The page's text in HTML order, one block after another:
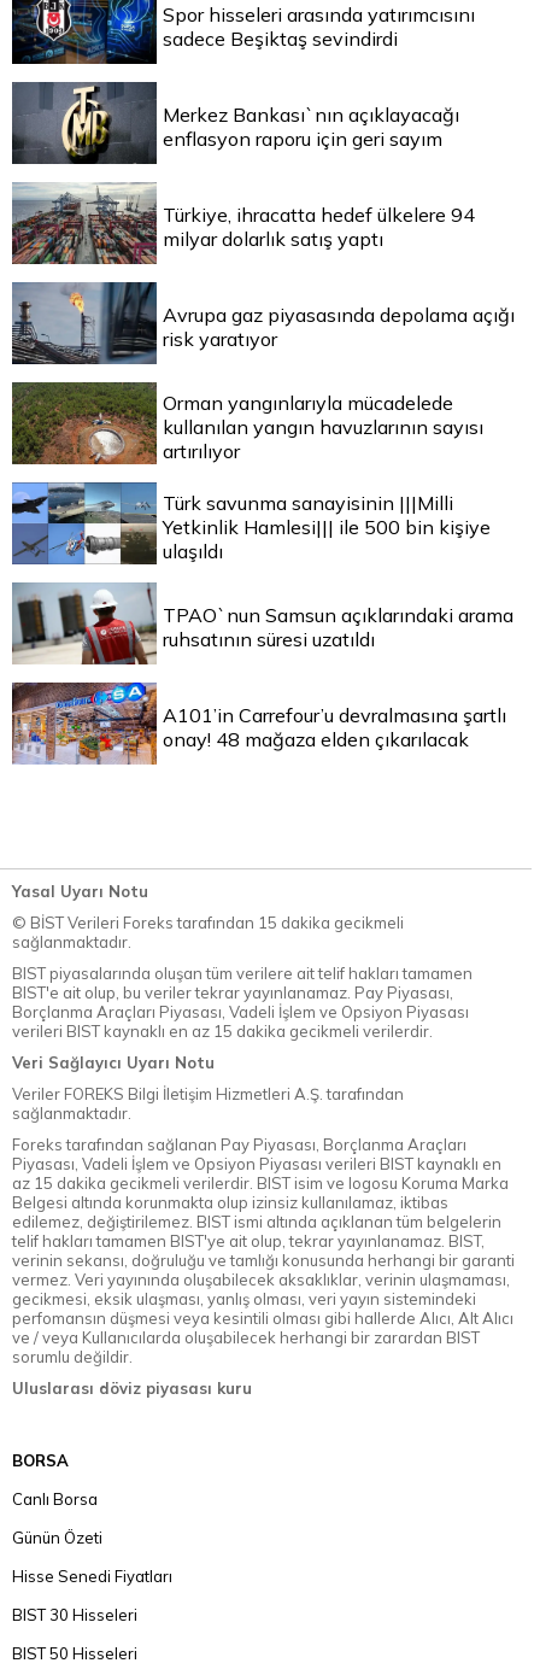
Spor hisseleri arasında yatırımcısını
sadece Beşiktaş sevindirdi
Merkez Bankası`nın açıklayacağı
enflasyon raporu için geri sayım
Türkiye, ihracatta hedef ülkelere 94
milyar dolarlık satış yaptı
Avrupa gaz piyasasında depolama açığı
risk yaratıyor
Orman yangınlarıyla mücadelede
kullanılan yangın havuzlarının sayısı
artırılıyor
Türk savunma sanayisinin |||Milli
Yetkinlik Hamlesi||| ile 500 bin kişiye
ulaşıldı
TPAO`nun Samsun açıklarındaki arama
ruhsatının süresi uzatıldı
A101’in Carrefour’u devralmasına şartlı
onay! 48 mağaza elden çıkarılacak
Yasal Uyarı Notu
© BİST Verileri Foreks tarafından 15 dakika gecikmeli
sağlanmaktadır.
BIST piyasalarında oluşan tüm verilere ait telif hakları tamamen
BIST'e ait olup, bu veriler tekrar yayınlanamaz. Pay Piyasası,
Borçlanma Araçları Piyasası, Vadeli İşlem ve Opsiyon Piyasası
verileri BIST kaynaklı en az 15 dakika gecikmeli verilerdir.
Veri Sağlayıcı Uyarı Notu
Veriler FOREKS Bilgi İletişim Hizmetleri A.Ş. tarafından
sağlanmaktadır.
Foreks tarafından sağlanan Pay Piyasası, Borçlanma Araçları
Piyasası, Vadeli İşlem ve Opsiyon Piyasası verileri BIST kaynaklı en
az 15 dakika gecikmeli verilerdir. BIST isim ve logosu Koruma Marka
Belgesi altında korunmakta olup izinsiz kullanılamaz, iktibas
edilemez, değiştirilemez. BIST ismi altında açıklanan tüm belgelerin
telif hakları tamamen BIST'ye ait olup, tekrar yayınlanamaz. BIST,
verinin sekansı, doğruluğu ve tamlığı konusunda herhangi bir garanti
vermez. Veri yayınında oluşabilecek aksaklıklar, verinin ulaşmaması,
gecikmesi, eksik ulaşması, yanlış olması, veri yayın sistemindeki
perfomansın düşmesi veya kesintili olması gibi hallerde Alıcı, Alt Alıcı
ve / veya Kullanıcılarda oluşabilecek herhangi bir zarardan BIST
sorumlu değildir.
Uluslarası döviz piyasası kuru
BORSA
Canlı Borsa
Günün Özeti
Hisse Senedi Fiyatları
BIST 30 Hisseleri
BIST 50 Hisseleri